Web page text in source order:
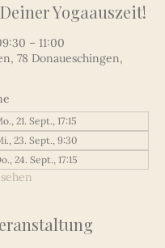
Yogaauszeit!
– 11:00
78 Donaueschingen,
21. Sept., 17:15
23. Sept., 9:30
24. Sept., 17:15